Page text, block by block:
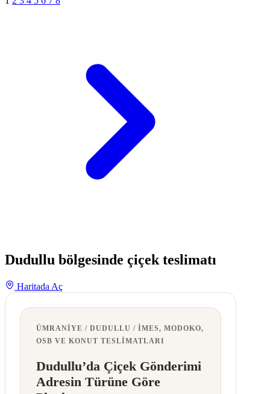
Dudullu bölgesinde çiçek teslimatı
Haritada Aç
ÜMRANIYE / DUDULLU / İMES, MODOKO,
OSB VE KONUT TESLIMATLARI
Dudullu’da Çiçek Gönderimi
Adresin Türüne Göre